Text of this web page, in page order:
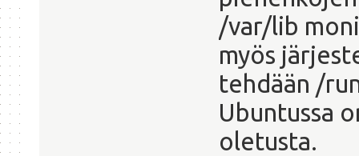
/var/lib
myös
tehdään /
Ubuntussa
oletusta.